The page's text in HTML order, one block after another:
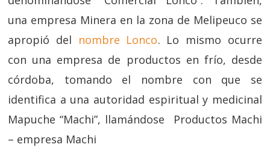
una empresa Minera en la zona de Melipeuco se
apropió del nombre Lonco. Lo mismo ocurre
con una empresa de productos en frío, desde
córdoba, tomando el nombre con que se
identifica a una autoridad espiritual y medicinal
Mapuche “Machi”, llamándose Productos Machi
– empresa Machi